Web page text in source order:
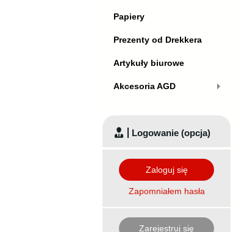
Papiery
Prezenty od Drekkera
Artykuły biurowe
Akcesoria AGD
Logowanie (opcja)
Zaloguj się
Zapomniałem hasła
Zarejestruj się